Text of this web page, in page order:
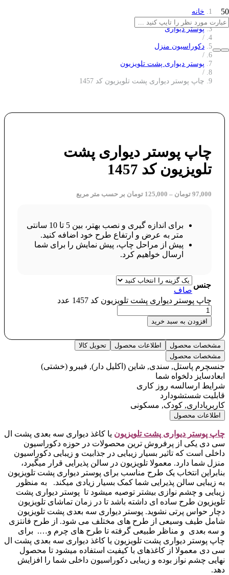
خانه
/
پوستر دیواری
/
دکوراسیون منزل
/
پوستر دیواری پشت تلویزیون
/
چاپ پوستر دیواری پشت تلویزیون کد 1457
چاپ پوستر دیواری پشت
تلویزیون کد 1457
97,000 تومان –
125,000 تومان بر حسب متر مربع
برای اندازه گیری و نصب بهتر، بین 5 تا 10 سانتی
متر به عرض و ارتفاع طرح خود اضافه کنید.
پیش از مراحل چاپ، پیش نمایش را برای شما
ارسال خواهیم کرد.
جنس
صاف
چاپ پوستر دیواری پشت تلویزیون کد 1457 عدد
افزودن به سبد خرید
مشخصات محصول اطلاعات محصول
تحویل کالا
مشخصات محصول
جنسچرم پاستل, سندی, شاین (اکلیل دار), فیبرو (خشتی)
ابعادسایز دلخواه شما
شرایط ارسالسه روز کاری
قابلیت شستشودارد
کاربریاداری, کودک, مسکونی
اطلاعات محصول
چاپ پوستر دیواری پشت تلویزیون یا کاغذ دیواری سه بعدی پشت ال
سی دی یکی از پرفروش ترین محصولات در حوزه دکوراسیون
داخلی است که تاثیر بسیار زیبایی در جذابیت و زیبایی دکوراسیون
منزل شما دارد. معمولا تلویزیون در سالن پذیرایی قرار میگیرد،
بنابراین انتخاب یک طرح مناسب برای پوستر دیواری پشت تلویزیون
به زیبایی سالن پذیرایی شما کمک بسیار زیادی میکند. به منظور
زیبایی و چشم نوازی بیشتر توصیه میشود تا پوستر دیواری پشت
تلویزیون طرح ساده ای داشته باشد تا در زمان تماشای تلویزیون
دچار حواس پرتی نشوید. پوستر دیواری سه بعدی پشت تلویزیون
شامل طیف وسیعی از طرح های مختلف می شود. از طرح فانتزی
و سه بعدی و مناظر طبیعی گرفته تا طرح های چرم و…. برای
چاپ پوستر دیواری پشت تلویزیون یا کاغذ دیواری سه بعدی پشت ال
سی دی معمولا از کاغذهای با کیفیت استفاده میشود تا محصول
نهایی چشم نواز بوده و زیبایی دکوراسیون داخلی شما را افزایش
دهد.